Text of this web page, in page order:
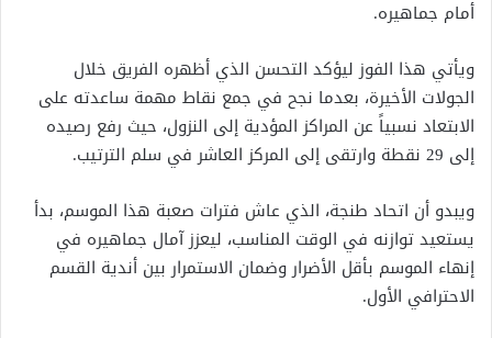
أمام جماهيره.
ويأتي هذا الفوز ليؤكد التحسن الذي أظهره الفريق خلال
الجولات الأخيرة، بعدما نجح في جمع نقاط مهمة ساعدته على
الابتعاد نسبياً عن المراكز المؤدية إلى النزول، حيث رفع رصيده
إلى 29 نقطة وارتقى إلى المركز العاشر في سلم الترتيب.
ويبدو أن اتحاد طنجة، الذي عاش فترات صعبة هذا الموسم، بدأ
يستعيد توازنه في الوقت المناسب، ليعزز آمال جماهيره في
إنهاء الموسم بأقل الأضرار وضمان الاستمرار بين أندية القسم
الاحترافي الأول.